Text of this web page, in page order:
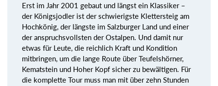
Erst im Jahr 2001 gebaut und längst ein Klassiker –
der Königsjodler ist der schwierigste Klettersteig am
Hochkönig, der längste im Salzburger Land und einer
der anspruchsvollsten der Ostalpen. Und damit nur
etwas für Leute, die reichlich Kraft und Kondition
mitbringen, um die lange Route über Teufelshörner,
Kematstein und Hoher Kopf sicher zu bewältigen. Für
die komplette Tour muss man mit über zehn Stunden